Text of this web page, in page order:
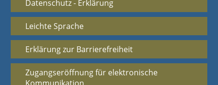
Datenschutz - Erklärung
Leichte Sprache
Erklärung zur Barrierefreiheit
Zugangseröffnung für elektronische